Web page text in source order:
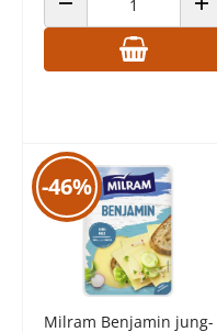
ANZAHL VERRINGERN
-46%
Milram Benjamin jung-